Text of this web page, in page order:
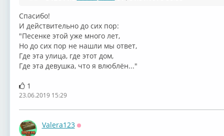
Спасибо!
И действительно до сих пор:
⁣"Песенке этой уже много лет,
Но до сих пор не нашли мы ответ,
Где эта улица, где этот дом,
Где эта девушка, что я влюблён..."
1
23.06.2019 15:29
Valera123